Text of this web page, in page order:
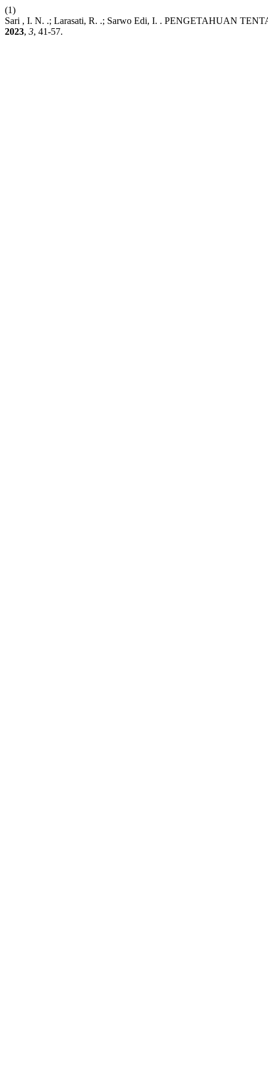
(1)
Sari , I. N. .; Larasati, R. .; Sarwo Edi, I. . PENGETAHUAN
2023, 3, 41-57.